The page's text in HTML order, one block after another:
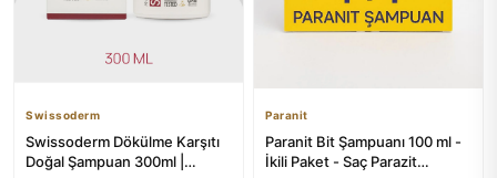
Swissoderm
Swissoderm Dökülme Karşıtı
Doğal Şampuan 300ml |
Paranit
Paranit Bit Şampuanı 100 ml -
İkili Paket - Saç Parazit